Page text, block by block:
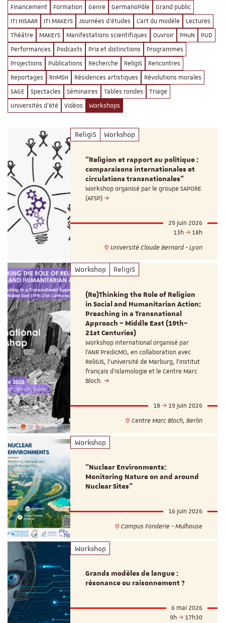
Financement
Formation Genre GermanoPôle
Grand public
ITI HiSAAR
ITI MAKErS Journées d'études L'art du modèle
Lectures
Théâtre
MAKErS Manifestations scientifiques Ouvroir PHuN
PUD
Performances
Podcasts Prix et distinctions
Programmes
Projections
Publications Recherche ReligiS
Rencontres
Reportages
RnMSH Résidences artistiques
Révolutions morales
SAGE
Spectacles Séminaires Tables rondes
Triage
Universités d'été
Vidéos Workshops
ReligiS Workshop
"Religion et rapport au politique :
comparaisons internationales et
circulations transnationales"
Workshop organisé par le groupe SAPORE
(AFSP)
29 juin 2026
13h
18h
Université Claude Bernard - Lyon
Workshop ReligiS
(Re)Thinking the Role of Religion
in Social and Humanitarian Action:
Preaching in a Transnational
Approach – Middle East (19th–
21st Centuries)
Workshop international organisé par
l'ANR PredicMO, en collaboration avec
ReliGIS, l'université de Marburg, l'Institut
français d'Islamologie et le Centre Marc
Bloch.
18
19 juin 2026
Centre Marc Bloch, Berlin
Workshop
"Nuclear Environments:
Monitoring Nature on and around
Nuclear Sites"
16 juin 2026
Campus Fonderie - Mulhouse
Workshop
Grands modèles de langue :
résonance ou raisonnement ?
6 mai 2026
9h
17h30